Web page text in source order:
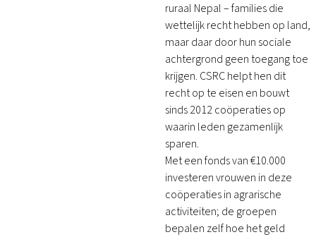
ruraal Nepal – families die
wettelijk recht hebben op land,
maar daar door hun sociale
achtergrond geen toegang toe
krijgen. CSRC helpt hen dit
recht op te eisen en bouwt
sinds 2012 coöperaties op
waarin leden gezamenlijk
sparen.
Met een fonds van €10.000
investeren vrouwen in deze
coöperaties in agrarische
activiteiten; de groepen
bepalen zelf hoe het geld